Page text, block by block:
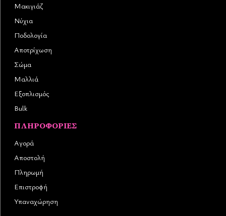
Μακιγιάζ
Νύχια
Ποδολογία
Αποτρίχωση
Σώμα
Μαλλιά
Εξοπλισμός
Bulk
ΠΛΗΡΟΦΟΡΊΕΣ
Αγορά
Αποστολή
Πληρωμή
Επιστροφή
Υπαναχώρηση